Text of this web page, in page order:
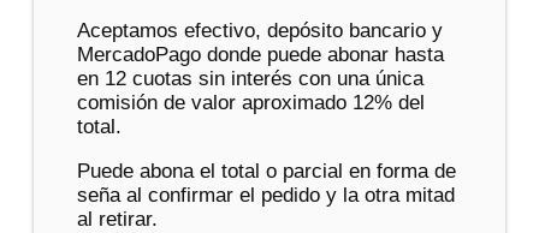
Aceptamos efectivo, depósito bancario y
MercadoPago donde puede abonar hasta
en 12 cuotas sin interés con una única
comisión de valor aproximado 12% del
total.
Puede abona el total o parcial en forma de
seña al confirmar el pedido y la otra mitad
al retirar.